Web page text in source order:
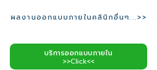
ผลงานออกแบบภายในคลินิกอื่นๆ...>>
บริการออกแบบภายใน
>>Click<<